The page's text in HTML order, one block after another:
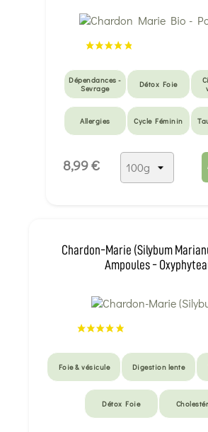
Dépendances -
Sevrage
Détox Foie
Allergies Cycle Féminin
Coeur
Détox métaux
8,99 €
Chardon-Marie (Silybum
Ampoules -
Foie & vésicule Digestion lente
Détox Foie